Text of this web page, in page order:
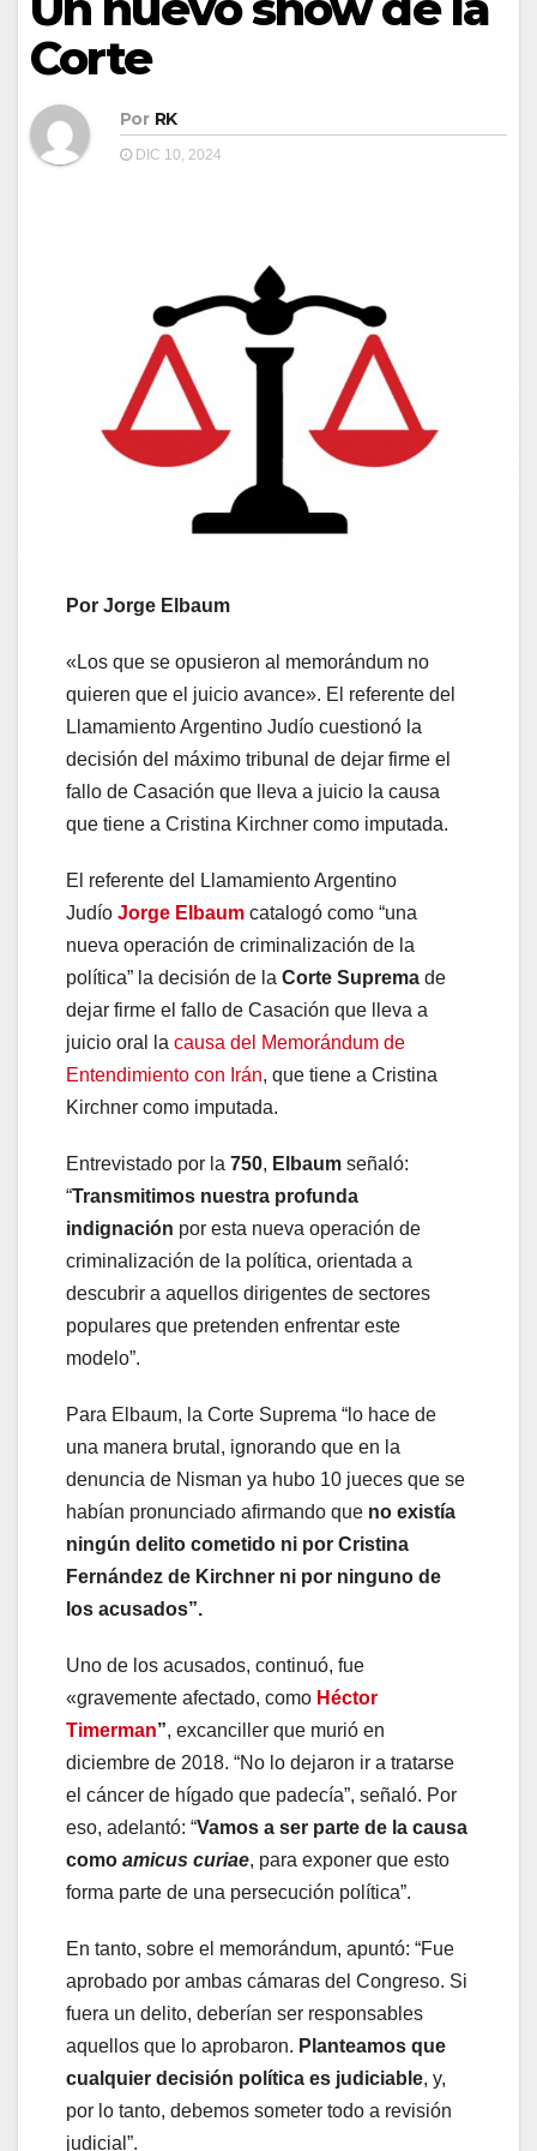
Corte
Por RK
DIC 10, 2024
Por Jorge Elbaum
«Los que se opusieron al memorándum no
quieren que el juicio avance». El referente del
Llamamiento Argentino Judío cuestionó la
decisión del máximo tribunal de dejar firme el
fallo de Casación que lleva a juicio la causa
que tiene a Cristina Kirchner como imputada.
El referente del Llamamiento Argentino
Judío Jorge Elbaum catalogó como “una
nueva operación de criminalización de la
política” la decisión de la Corte Suprema de
dejar firme el fallo de Casación que lleva a
juicio oral la causa del Memorándum de
Entendimiento con Irán, que tiene a Cristina
Kirchner como imputada.
Entrevistado por la 750, Elbaum señaló:
“Transmitimos nuestra profunda
indignación por esta nueva operación de
criminalización de la política, orientada a
descubrir a aquellos dirigentes de sectores
populares que pretenden enfrentar este
modelo”.
Para Elbaum, la Corte Suprema “lo hace de
una manera brutal, ignorando que en la
denuncia de Nisman ya hubo 10 jueces que se
habían pronunciado afirmando que no existía
ningún delito cometido ni por Cristina
Fernández de Kirchner ni por ninguno de
los acusados”.
Uno de los acusados, continuó, fue
«gravemente afectado, como Héctor
Timerman”, excanciller que murió en
diciembre de 2018. “No lo dejaron ir a tratarse
el cáncer de hígado que padecía”, señaló. Por
eso, adelantó: “Vamos a ser parte de la causa
como amicus curiae, para exponer que esto
forma parte de una persecución política”.
En tanto, sobre el memorándum, apuntó: “Fue
aprobado por ambas cámaras del Congreso. Si
fuera un delito, deberían ser responsables
aquellos que lo aprobaron. Planteamos que
cualquier decisión política es judiciable, y,
por lo tanto, debemos someter todo a revisión
judicial”.